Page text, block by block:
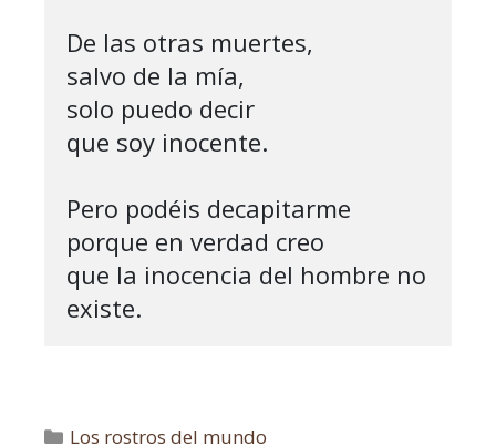
De las otras muertes,
salvo de la mía,
solo puedo decir
que soy inocente.
Pero podéis decapitarme
porque en verdad creo
que la inocencia del hombre no
Los rostros del mundo